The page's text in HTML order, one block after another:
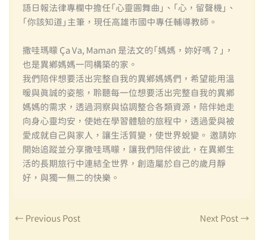
語日報法律專欄中擔任「心靈圓舞曲」、「心，留聲機」、
「你該知道」主筆，現任高雄市國中專任輔導教師。
撒哇瑪矇 Ça Va, Maman 是法文的「媽媽，妳好嗎？」，
也是異鄉媽媽一同構築的家。
我們陪伴想要活出完整自我的異鄉媽媽們，希望能用溫
暖與真誠的姿態，聆聽每一位想要活出完整自我的異鄉
媽媽的需求，透過洞察與協調整合各類資源，陪伴她走
向身心靈均安，使她在學習體驗的旅程中，透過愛與被
愛成就自己與家人，讓生活質變，使世界蛻變。 邀請妳
開始追蹤並分享撒哇瑪矇，讓我們陪伴彼此，在異鄉生
活的長期旅行中連結全世界，創造屬於自己的歲月靜
好，與獨一無二的快樂。
← Previous Post Next Post →